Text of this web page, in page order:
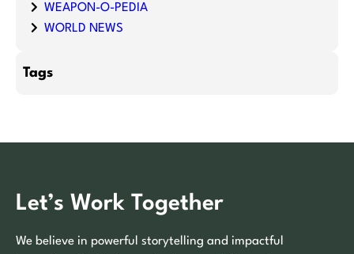
WEAPON-O-PEDIA
WORLD NEWS
Tags
Let’s Work Together
We believe in powerful storytelling and impactful